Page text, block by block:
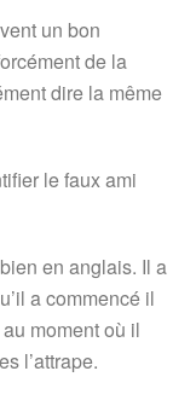
un bon
de la
dire la même
le faux ami
en anglais. Il a
a commencé il
moment où il
l’attrape.